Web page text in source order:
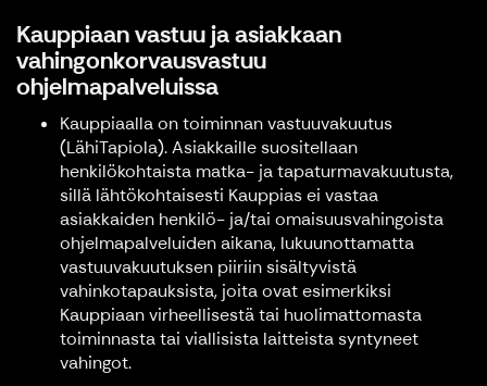
Kauppiaan vastuu ja asiakkaan
vahingonkorvausvastuu
ohjelmapalveluissa
Kauppiaalla on toiminnan vastuuvakuutus
(LähiTapiola). Asiakkaille suositellaan
henkilökohtaista matka- ja tapaturmavakuutusta,
sillä lähtökohtaisesti Kauppias ei vastaa
asiakkaiden henkilö- ja/tai omaisuusvahingoista
ohjelmapalveluiden aikana, lukuunottamatta
vastuuvakuutuksen piiriin sisältyvistä
vahinkotapauksista, joita ovat esimerkiksi
Kauppiaan virheellisestä tai huolimattomasta
toiminnasta tai viallisista laitteista syntyneet
vahingot.